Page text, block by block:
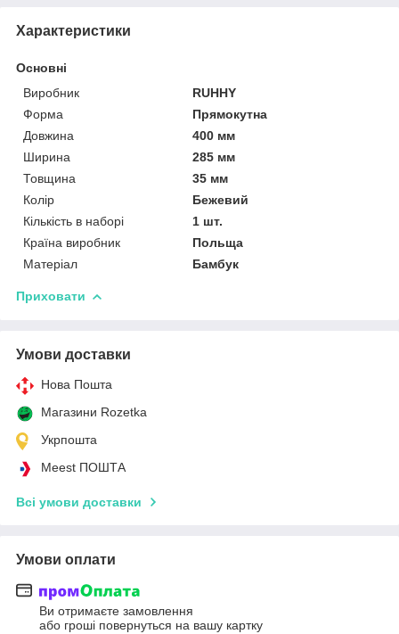
Характеристики
Основні
Виробник
RUHHY
Форма
Прямокутна
Довжина
400 мм
Ширина
285 мм
Товщина
35 мм
Колір
Бежевий
Кількість в наборі
1 шт.
Країна виробник
Польща
Матеріал
Бамбук
Приховати
Умови доставки
Нова Пошта
Магазини Rozetka
Укрпошта
Meest ПОШТА
Всі умови доставки
Умови оплати
Ви отримаєте замовлення
або гроші повернуться на вашу картку